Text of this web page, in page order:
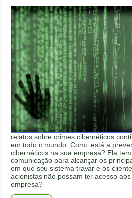
relatos sobre crimes cibernéticos
em todo o mundo. Como está a
cibernéticos na sua empresa? Ela
comunicação para alcançar os
em que seu sistema travar e os
acionistas não possam ter acesso
empresa?